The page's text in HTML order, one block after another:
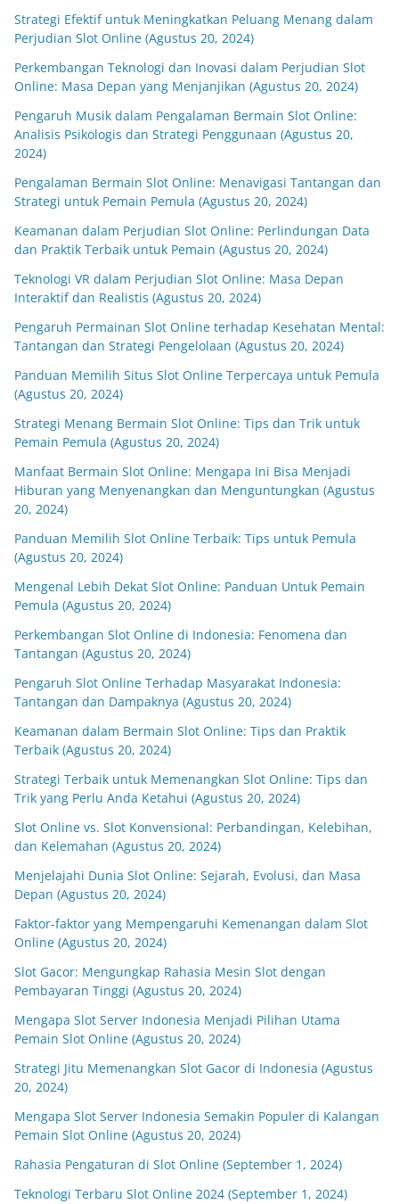
Strategi Efektif untuk Meningkatkan Peluang Menang dalam
Perjudian Slot Online (Agustus 20, 2024)
Perkembangan Teknologi dan Inovasi dalam Perjudian Slot
Online: Masa Depan yang Menjanjikan (Agustus 20, 2024)
Pengaruh Musik dalam Pengalaman Bermain Slot Online:
Analisis Psikologis dan Strategi Penggunaan (Agustus 20,
2024)
Pengalaman Bermain Slot Online: Menavigasi Tantangan dan
Strategi untuk Pemain Pemula (Agustus 20, 2024)
Keamanan dalam Perjudian Slot Online: Perlindungan Data
dan Praktik Terbaik untuk Pemain (Agustus 20, 2024)
Teknologi VR dalam Perjudian Slot Online: Masa Depan
Interaktif dan Realistis (Agustus 20, 2024)
Pengaruh Permainan Slot Online terhadap Kesehatan Mental:
Tantangan dan Strategi Pengelolaan (Agustus 20, 2024)
Panduan Memilih Situs Slot Online Terpercaya untuk Pemula
(Agustus 20, 2024)
Strategi Menang Bermain Slot Online: Tips dan Trik untuk
Pemain Pemula (Agustus 20, 2024)
Manfaat Bermain Slot Online: Mengapa Ini Bisa Menjadi
Hiburan yang Menyenangkan dan Menguntungkan (Agustus
20, 2024)
Panduan Memilih Slot Online Terbaik: Tips untuk Pemula
(Agustus 20, 2024)
Mengenal Lebih Dekat Slot Online: Panduan Untuk Pemain
Pemula (Agustus 20, 2024)
Perkembangan Slot Online di Indonesia: Fenomena dan
Tantangan (Agustus 20, 2024)
Pengaruh Slot Online Terhadap Masyarakat Indonesia:
Tantangan dan Dampaknya (Agustus 20, 2024)
Keamanan dalam Bermain Slot Online: Tips dan Praktik
Terbaik (Agustus 20, 2024)
Strategi Terbaik untuk Memenangkan Slot Online: Tips dan
Trik yang Perlu Anda Ketahui (Agustus 20, 2024)
Slot Online vs. Slot Konvensional: Perbandingan, Kelebihan,
dan Kelemahan (Agustus 20, 2024)
Menjelajahi Dunia Slot Online: Sejarah, Evolusi, dan Masa
Depan (Agustus 20, 2024)
Faktor-faktor yang Mempengaruhi Kemenangan dalam Slot
Online (Agustus 20, 2024)
Slot Gacor: Mengungkap Rahasia Mesin Slot dengan
Pembayaran Tinggi (Agustus 20, 2024)
Mengapa Slot Server Indonesia Menjadi Pilihan Utama
Pemain Slot Online (Agustus 20, 2024)
Strategi Jitu Memenangkan Slot Gacor di Indonesia (Agustus
20, 2024)
Mengapa Slot Server Indonesia Semakin Populer di Kalangan
Pemain Slot Online (Agustus 20, 2024)
Rahasia Pengaturan di Slot Online (September 1, 2024)
Teknologi Terbaru Slot Online 2024 (September 1, 2024)